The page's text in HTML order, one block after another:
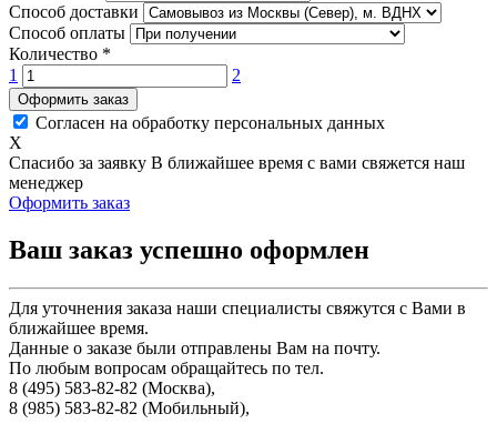
Способ доставки
Способ оплаты
Количество *
1
2
Оформить заказ
Согласен на обработку персональных данных
X
Спасибо за заявку В ближайшее время с вами свяжется наш
менеджер
Оформить заказ
Ваш заказ успешно оформлен
Для уточнения заказа наши специалисты свяжутся с Вами в
ближайшее время.
Данные о заказе были отправлены Вам на почту.
По любым вопросам обращайтесь по тел.
8 (495) 583-82-82 (Москва),
8 (985) 583-82-82 (Мобильный),